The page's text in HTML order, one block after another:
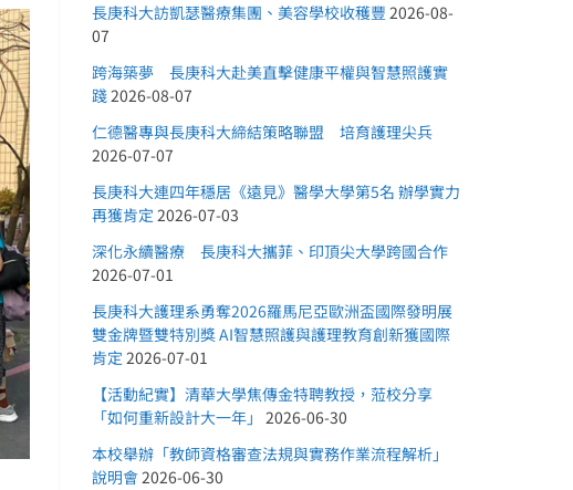
長庚科大訪凱瑟醫療集團、美容學校收穫豐 2026-08-
07
跨海築夢 長庚科大赴美直擊健康平權與智慧照護實
踐2026-08-07
仁德醫專與長庚科大締結策略聯盟 培育護理尖兵
2026-07-07
長庚科大連四年穩居《遠見》醫學大學第5名 辦學實力
再獲肯定 2026-07-03
深化永續醫療 長庚科大攜菲、印頂尖大學跨國合作
2026-07-01
長庚科大護理系勇奪2026羅馬尼亞歐洲盃國際發明展
雙金牌暨雙特別獎 AI智慧照護與護理教育創新獲國際
肯定 2026-07-01
【活動紀實】清華大學焦傳金特聘教授，蒞校分享
「如何重新設計大一年」 2026-06-30
本校舉辦「教師資格審查法規與實務作業流程解析」
說明會2026-06-30